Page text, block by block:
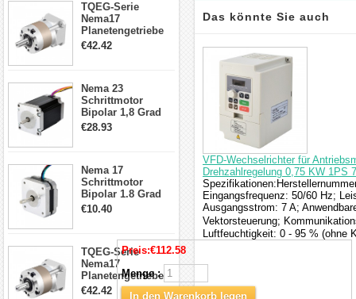
TQEG-Serie
Nema17
Planetengetriebe
5:1 Spiel 15Arc-
€42.42
Nema 23
Schrittmotor
Bipolar 1,8 Grad
2,83Nm 4 A 2,26V
€28.93
Nema 17
Schrittmotor
Bipolar 1.8 Grad
8.7Ncm 1A 3.5V 4
€10.40
TQEG-Serie
Nema17
Planetengetriebe
10:1 Spiel 15Arc-
€42.42
Das könnte Sie auch
interessieren
VFD-Wechselrichter für
Drehzahlregelung 0,75 KW 1PS
Eingangsfrequenz: 50/60 Hz;
Ausgangsstrom: 7 A;
Vektorsteuerung;
Luftfeuchtigkeit: 0 - 95 % (ohne
Preis:€112.58
Menge :
In den Warenkorb legen